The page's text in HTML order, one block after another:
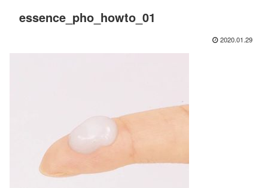
essence_pho_howto_01
2020.01.29